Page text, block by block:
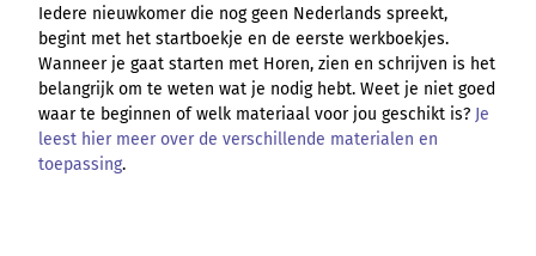
Iedere nieuwkomer die nog geen Nederlands spreekt,
begint met het startboekje en de eerste werkboekjes.
Wanneer je gaat starten met Horen, zien en schrijven is het
belangrijk om te weten wat je nodig hebt. Weet je niet goed
waar te beginnen of welk materiaal voor jou geschikt is? Je
leest hier meer over de verschillende materialen en
toepassing.